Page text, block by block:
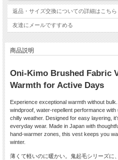
返品・サイズ交換についての詳細はこちら
友達にメールですすめる
商品説明
Oni-Kimo Brushed Fabric
Warmth for Active Days
Experience exceptional warmth without
windproof, water-repellent performance
chilly weather. Designed for easy layering,
everyday wear. Made in Japan with
hand-warmer zones, this vest keeps you
winter.
薄くて軽いのに暖かい。鬼起毛シリーズに